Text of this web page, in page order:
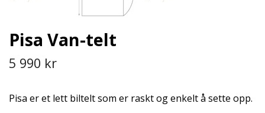
Pisa Van-telt
5 990 kr
Pisa er et lett biltelt som er raskt og enkelt å sette opp.